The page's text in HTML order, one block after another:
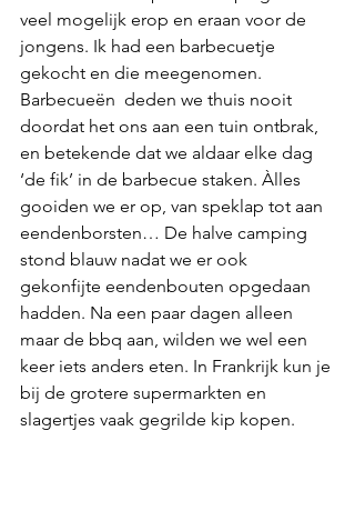
veel mogelijk erop en eraan voor de
jongens. Ik had een barbecuetje
gekocht en die meegenomen.
Barbecueën  deden we thuis nooit
doordat het ons aan een tuin ontbrak,
en betekende dat we aldaar elke dag
‘de fik’ in de barbecue staken. Àlles
gooiden we er op, van speklap tot aan
eendenborsten… De halve camping
stond blauw nadat we er ook
gekonfijte eendenbouten opgedaan
hadden. Na een paar dagen alleen
maar de bbq aan, wilden we wel een
keer iets anders eten. In Frankrijk kun je
bij de grotere supermarkten en
slagertjes vaak gegrilde kip kopen.